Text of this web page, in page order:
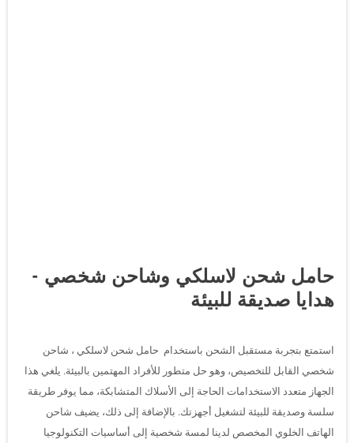
حامل شحن لاسلكي وشاحن شخصي -
هدايا صديقة للبيئة
استمتع بتجربة مستقبل الشحن باستخدام حامل شحن لاسلكي ، شاحن
شخصي القابل للتخصيص، وهو حل متطور للأفراد المهتمين بالبيئة. يلغي هذا
الجهاز متعدد الاستخدامات الحاجة إلى الأسلاك المتشابكة، مما يوفر طريقة
سلسة وصديقة للبيئة لتشغيل أجهزتك. بالإضافة إلى ذلك، يضيف شاحن
الهاتف الخلوي المخصص لدينا لمسة شخصية إلى أساسيات التكنولوجيا